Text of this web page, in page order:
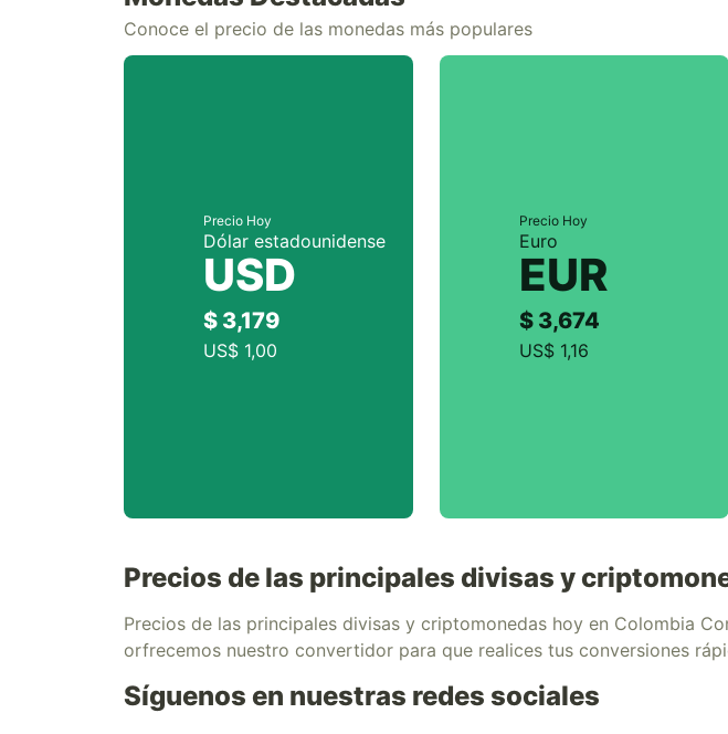
Conoce el precio de las monedas más populares
Precio Hoy
Dólar estadounidense
USD
$ 3,179
US$ 1,00
Precio Hoy
Euro
EUR
$ 3,674
US$ 1,16
Precios de las principales divisas y
Precios de las principales divisas y criptomonedas hoy en Colombia
orfrecemos nuestro convertidor para que realices tus conversiones
Síguenos en nuestras redes sociales